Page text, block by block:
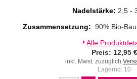
Nadelstärke: 2,5 -
Zusammensetzung: 90% Bio-
Alle
Preis: 12,95 €
inkl. Mwst. zuzüglich
Lagernd: 10